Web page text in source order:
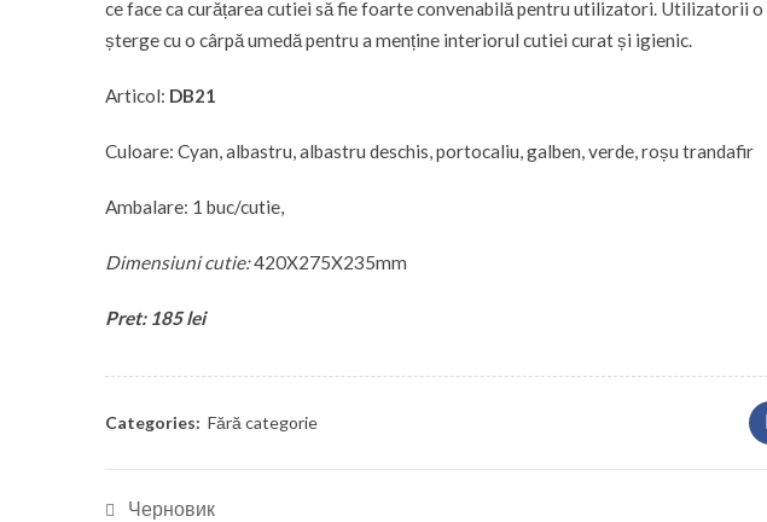
ce face ca curățarea cutiei să fie foarte convenabilă pentru utilizatori. Utilizatorii
șterge cu o cârpă umedă pentru a menține interiorul cutiei curat și igienic.
Articol: DB21
Culoare: Cyan, albastru, albastru deschis, portocaliu, galben, verde, roșu trandafir
Ambalare: 1 buc/cutie,
Dimensiuni cutie:420X275X235mm
Pret: 185 lei
Categories: Fără categorie
Черновик